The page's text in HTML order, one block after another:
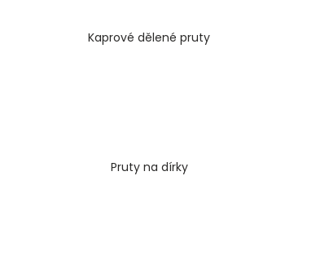
Kaprové dělené pruty
Pruty na dírky